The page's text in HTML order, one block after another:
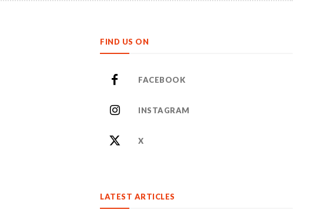
ideilor care inspiră.
ideilor care inspiră.
FIND US ON
FACEBOOK
INSTAGRAM
X
LATEST ARTICLES